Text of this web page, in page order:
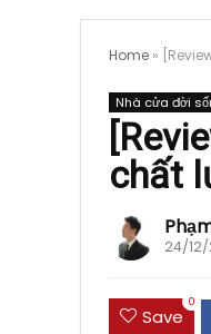
Home »
Nhà cửa đời
chất
24/
Save
0